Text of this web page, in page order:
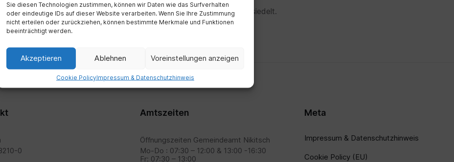
Sie diesen Technologien zustimmen, können wir Daten wie das Surfverhalten
oder eindeutige IDs auf dieser Website verarbeiten. Wenn Sie Ihre Zustimmung
nicht erteilen oder zurückziehen, können bestimmte Merkmale und Funktionen
beeinträchtigt werden.
Akzeptieren Ablehnen Voreinstellungen anzeigen
Cookie PolicyImpressum & Datenschutzhinweis
Kroatisch Minihof im Laufe des 16. Jahrhunderts mit Kroaten neu besiedelt.
0
Amtszeiten
Öffnungszeiten Gemeindeamt Nikitsch
Mo-Do : 07:30 – 12:00 & 13:00 -16:30
Fr: 07:30 – 13:00
Meta
Impressum & Datenschutzhinweis
Cookie Policy (EU)